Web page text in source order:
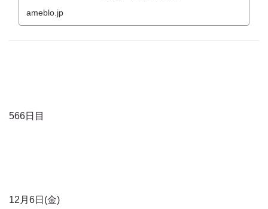
ameblo.jp
566日目
12月6日(金)